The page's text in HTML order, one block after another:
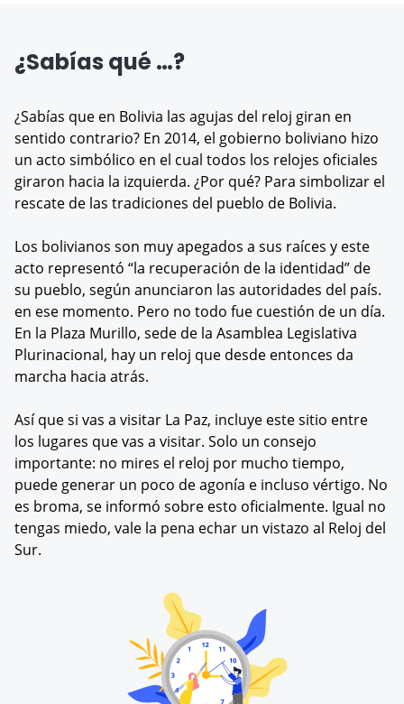
¿Sabías qué …?
¿Sabías que en Bolivia las agujas del reloj giran en
sentido contrario? En 2014, el gobierno boliviano hizo
un acto simbólico en el cual todos los relojes oficiales
giraron hacia la izquierda. ¿Por qué? Para simbolizar el
rescate de las tradiciones del pueblo de Bolivia.
Los bolivianos son muy apegados a sus raíces y este
acto representó “la recuperación de la identidad” de
su pueblo, según anunciaron las autoridades del país.
en ese momento. Pero no todo fue cuestión de un día.
En la Plaza Murillo, sede de la Asamblea Legislativa
Plurinacional, hay un reloj que desde entonces da
marcha hacia atrás.
Así que si vas a visitar La Paz, incluye este sitio entre
los lugares que vas a visitar. Solo un consejo
importante: no mires el reloj por mucho tiempo,
puede generar un poco de agonía e incluso vértigo. No
es broma, se informó sobre esto oficialmente. Igual no
tengas miedo, vale la pena echar un vistazo al Reloj del
Sur.